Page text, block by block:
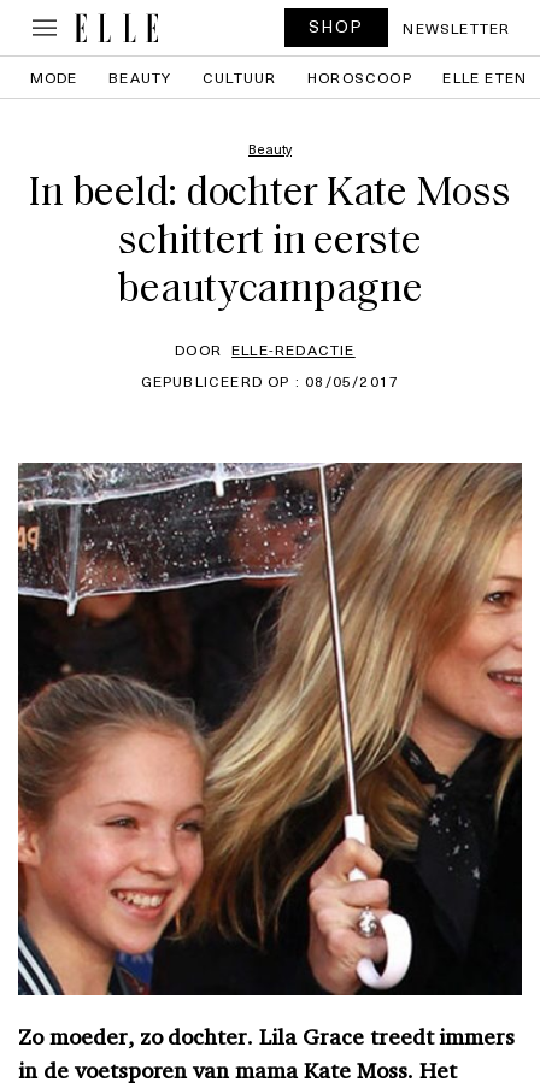
SHOP NEWSLETTER
MODE BEAUTY CULTUUR HOROSCOOP ELLE ETEN
Beauty
In beeld: dochter Kate Moss
schittert in eerste
beautycampagne
DOOR ELLE-REDACTIE
GEPUBLICEERD OP : 08/05/2017
Zo moeder, zo dochter. Lila Grace treedt immers
in de voetsporen van mama Kate Moss. Het